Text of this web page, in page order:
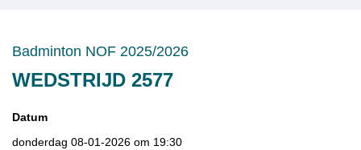
Badminton NOF 2025/2026
WEDSTRIJD 2577
Datum
donderdag 08-01-2026 om 19:30